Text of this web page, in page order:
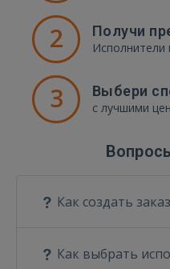
2 Получи
3 Выбери
с лучшими
Как создать заказ
Как выбрать